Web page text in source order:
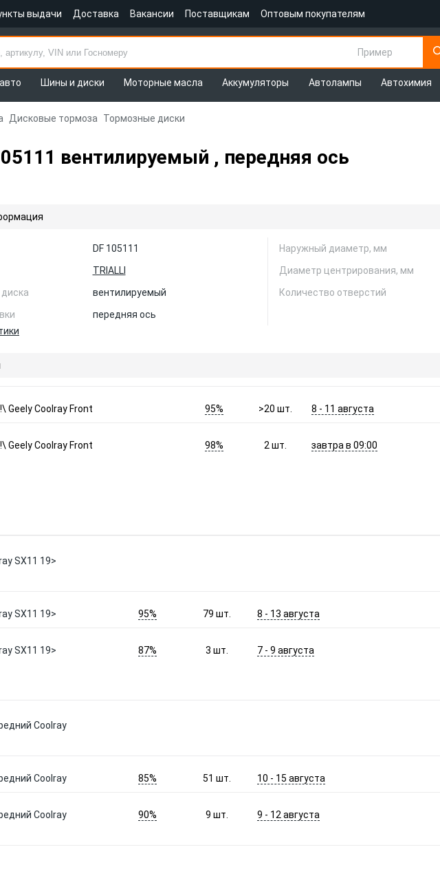
выдачи Доставка Вакансии Поставщикам Оптовым покупателям
Пример
Шины и диски Моторные масла Аккумуляторы Автолампы Автохимия
Дисковые тормоза Тормозные диски
вентилируемый , передняя ось
DF 105111
TRIALLI
вентилируемый
передняя ось
Наружный диаметр, мм
Диаметр центрирования, мм
Количество отверстий
Geely Coolray Front 95% >20шт. 8 - 11 августа
Geely Coolray Front 98% 2шт. завтра в 09:00
SX11 19>
SX11 19> 95% 79шт. 8 - 13 августа
SX11 19> 87% 3шт. 7 - 9 августа
Coolray
Coolray 85% 51шт. 10 - 15 августа
Coolray 90% 9шт. 9 - 12 августа